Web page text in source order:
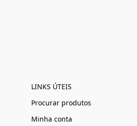
LINKS ÚTEIS
Procurar produtos
Minha conta